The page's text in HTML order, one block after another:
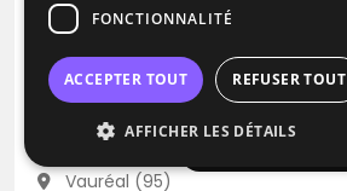
Afficher la carte
GS Animation
Métal Pop
Vauréal (95)
FONCTIONNALITÉ
ACCEPTER TOUT REFUSER TOUT
AFFICHER LES DÉTAILS